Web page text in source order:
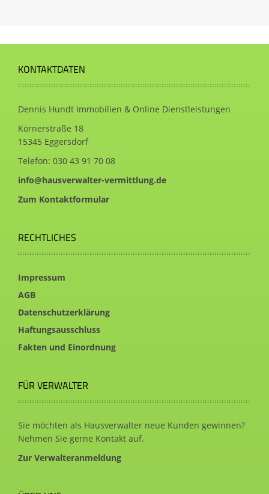
KONTAKTDATEN
Dennis Hundt Immobilien & Online Dienstleistungen
Körnerstraße 18
15345 Eggersdorf
Telefon: 030 43 91 70 08
info@hausverwalter-vermittlung.de
Zum Kontaktformular
RECHTLICHES
Impressum
AGB
Datenschutzerklärung
Haftungsausschluss
Fakten und Einordnung
FÜR VERWALTER
Sie möchten als Hausverwalter neue Kunden gewinnen?
Nehmen Sie gerne Kontakt auf.
Zur Verwalteranmeldung